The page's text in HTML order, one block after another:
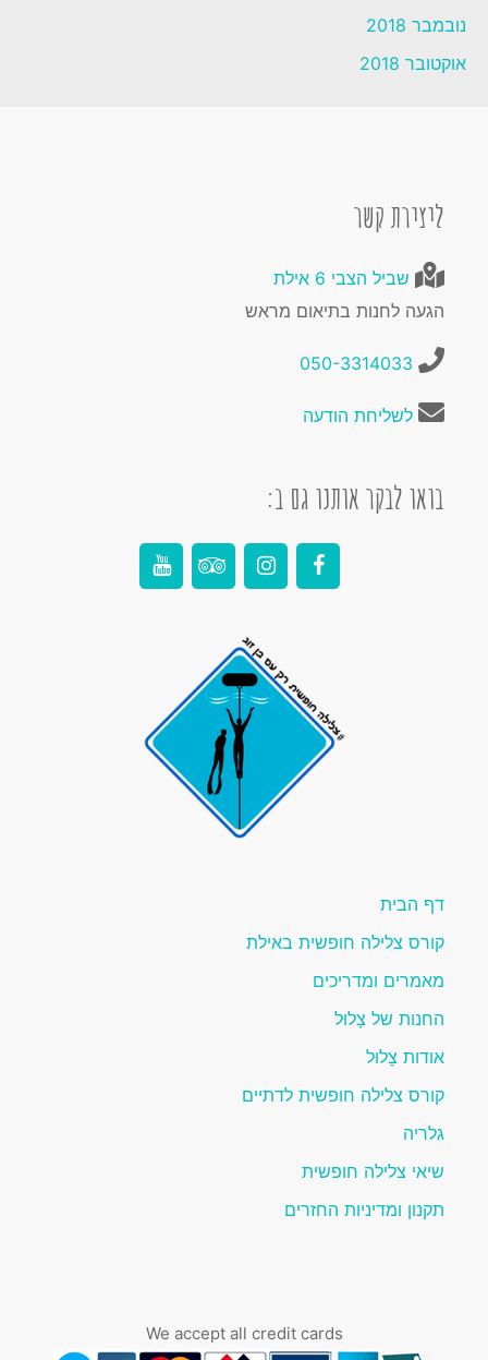
נובמבר 2018
אוקטובר 2018
ליצירת קשר
שביל הצבי 6 אילת
הגעה לחנות בתיאום מראש
050-3314033
לשליחת הודעה
בואו לבקר אותנו גם ב:
דף הבית
קורס צלילה חופשית באילת
מאמרים ומדריכים
החנות של צָלוּל
אודות צָלוּל
קורס צלילה חופשית לדתיים
גלריה
שיאי צלילה חופשית
תקנון ומדיניות החזרים
We accept all credit cards